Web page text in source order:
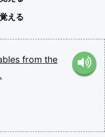
える
from the